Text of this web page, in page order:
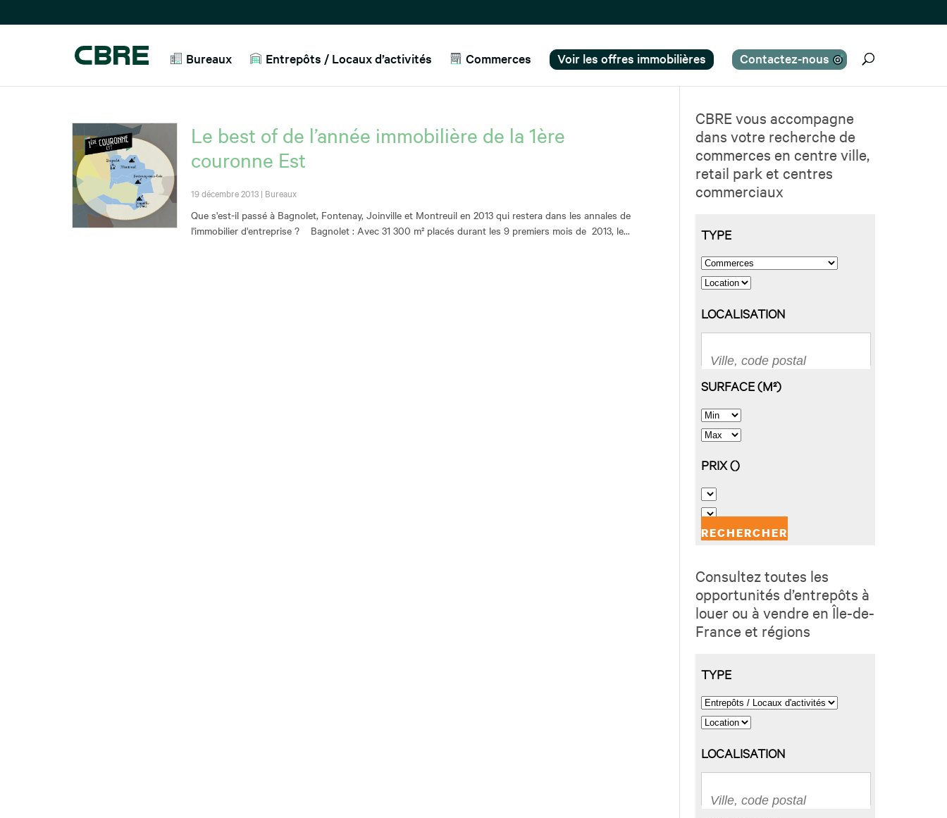
Bureaux Entrepôts / Locaux d’activités Commerces Voir les offres immobilières Contactez-nous
Le best of de l’année immobilière de la 1ère
couronne Est
19 décembre 2013 | Bureaux
Que s'est-il passé à Bagnolet, Fontenay, Joinville et Montreuil en 2013 qui restera dans les annales de
l'immobilier d'entreprise ? Bagnolet : Avec 31 300 m² placés durant les 9 premiers mois de 2013, le...
CBRE vous accompagne
dans votre recherche de
commerces en centre ville,
retail park et centres
commerciaux
Consultez toutes les
opportunités d’entrepôts à
louer ou à vendre en Île-de-
France et régions